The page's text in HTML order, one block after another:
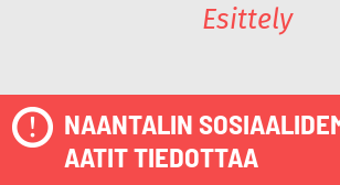
Esittely
NAANTALIN
AATIT TIEDOTTAA